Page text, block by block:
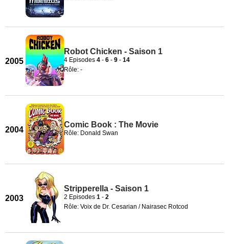
2005
Robot Chicken - Saison 1
4 Episodes 4 - 6 - 9 - 14
Rôle: -
2004
Comic Book : The Movie
Rôle: Donald Swan
2003
Stripperella - Saison 1
2 Episodes 1 - 2
Rôle: Voix de Dr. Cesarian / Nairasec Rotcod